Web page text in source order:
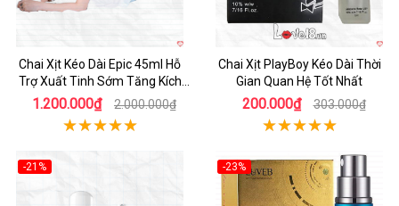
Chai Xịt Kéo Dài Epic 45ml Hỗ
Trợ Xuất Tinh Sớm Tăng Kích
Thước
1.200.000₫ 2.000.000₫
Chai Xịt PlayBoy Kéo Dài Thời
Gian Quan Hệ Tốt Nhất
200.000₫ 303.000₫
-21%
-23%
Hot